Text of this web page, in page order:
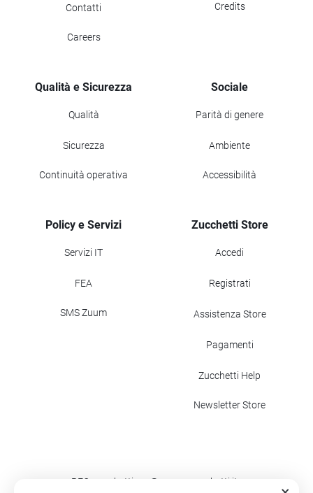
Contatti
Careers
Credits
Qualità e Sicurezza
Qualità
Sicurezza
Continuità operativa
Sociale
Parità di genere
Ambiente
Accessibilità
Policy e Servizi
Servizi IT
FEA
SMS Zuum
Zucchetti Store
Accedi
Registrati
Assistenza Store
Pagamenti
Zucchetti Help
Newsletter Store
PEC: zucchettispa@gruppozucchetti.it